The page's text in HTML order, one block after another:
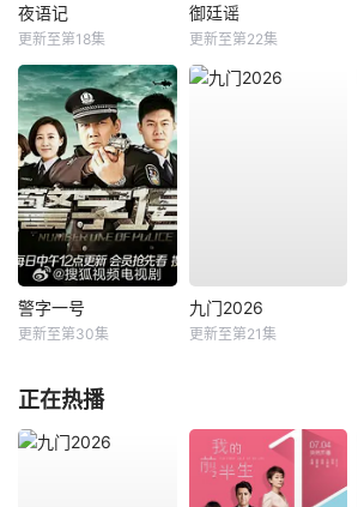
夜语记
更新至第18集
御廷谣
更新至第22集
警字一号
更新至第30集
九门2026
更新至第21集
正在热播